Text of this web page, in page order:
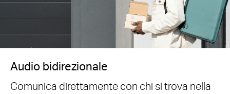
Audio bidirezionale
Comunica direttamente con chi si trova nella